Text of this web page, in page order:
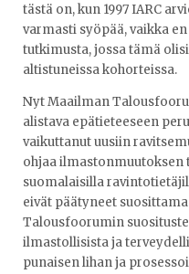
tästä on, kun 1997 IARC
varmasti syöpää, vaikka
tutkimusta, jossa tämä
altistuneissa kohorteissa.
Nyt Maailman
alistava epätieteeseen
vaikuttanut uusiin
ohjaa ilmastonmuutoksen
suomalaisilla
eivät päätyneet
Talousfoorumin
ilmastollisista ja
punaisen lihan ja